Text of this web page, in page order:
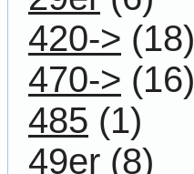
420-> (18)
470-> (16)
485 (1)
49er (8)